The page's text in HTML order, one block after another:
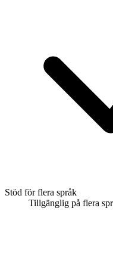
Stöd för flera språk
Tillgänglig på flera